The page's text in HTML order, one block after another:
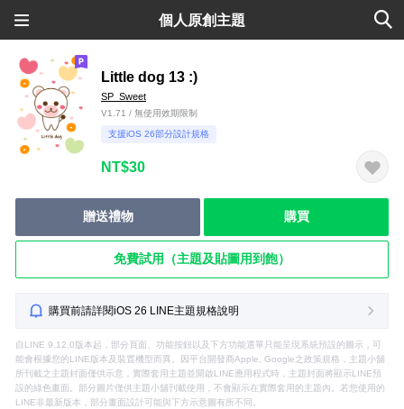
個人原創主題
Little dog 13 :)
SP_Sweet
V1.71 / 無使用效期限制
支援iOS 26部分設計規格
NT$30
贈送禮物 購買
免費試用（主題及貼圖用到飽）
購買前請詳閱iOS 26 LINE主題規格說明
自LINE 9.12.0版本起，部分頁面、功能按鈕以及下方功能選單只能呈現系統預設的圖示，可
能會根據您的LINE版本及裝置機型而異。因平台開發商Apple, Google之政策規格，主題小舖
所刊載之主題封面僅供示意，實際套用主題並開啟LINE應用程式時，主題封面將顯示LINE預
設的綠色畫面。部分圖片僅供主題小舖刊載使用，不會顯示在實際套用的主題內。若您使用的
LINE非最新版本，部分畫面設計可能與下方示意圖有所不同。